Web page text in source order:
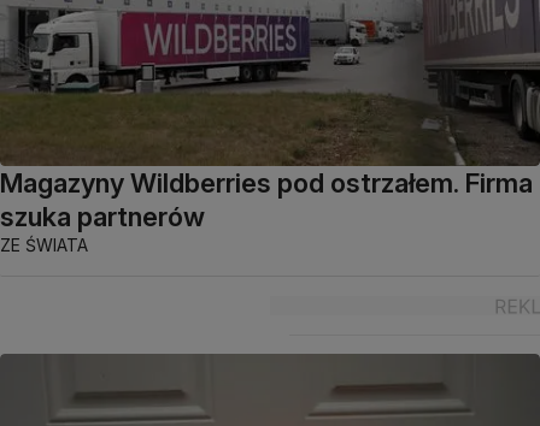
Magazyny Wildberries pod ostrzałem. Firma
szuka partnerów
ZE ŚWIATA